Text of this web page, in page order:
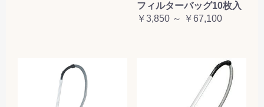
フィルターバッグ10枚入
￥3,850 ～ ￥67,100